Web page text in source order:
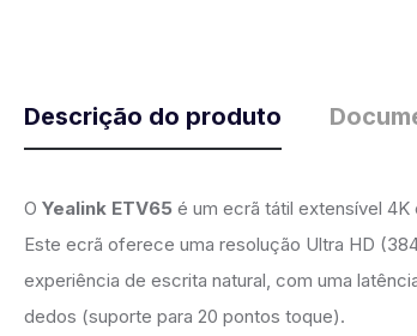
Descrição do produto
O Yealink ETV65 é um ecrã tátil extensível
Este ecrã oferece uma resolução Ultra HD
experiência de escrita natural, com uma
dedos (suporte para 20 pontos toque).